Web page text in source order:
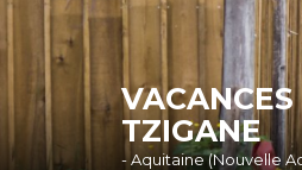
TZIGANE
- Aquitaine (Nouvelle